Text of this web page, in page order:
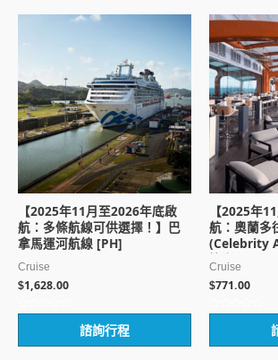
【2025年11月至2026年底啟
航：多條航線可供選擇！】巴
拿馬運河航線 [PH]
Cruise
$1,628.00
滿
諮詢行程
【2025年
航：奧蘭多
(Celebrity
比海8天 [JT]
Cruise
$771.00
滿